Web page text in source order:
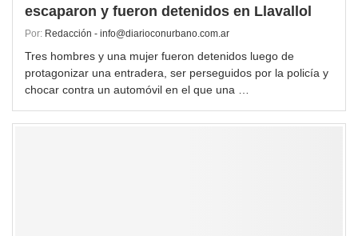
escaparon y fueron detenidos en Llavallol
Por: Redacción - info@diarioconurbano.com.ar
Tres hombres y una mujer fueron detenidos luego de
protagonizar una entradera, ser perseguidos por la policía y
chocar contra un automóvil en el que una …